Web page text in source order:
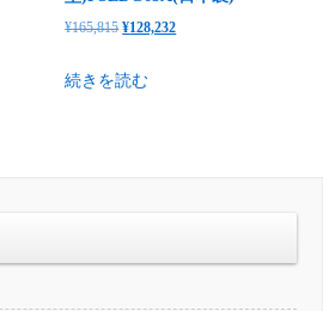
¥165,815 元
価
¥128,232現
続きを読む